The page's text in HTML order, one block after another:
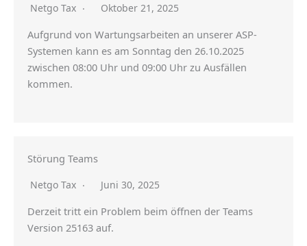
Netgo Tax Oktober 21, 2025
Aufgrund von Wartungsarbeiten an unserer ASP-
Systemen kann es am Sonntag den 26.10.2025
zwischen 08:00 Uhr und 09:00 Uhr zu Ausfällen
kommen.
Störung Teams
Netgo Tax Juni 30, 2025
Derzeit tritt ein Problem beim öffnen der Teams
Version 25163 auf.